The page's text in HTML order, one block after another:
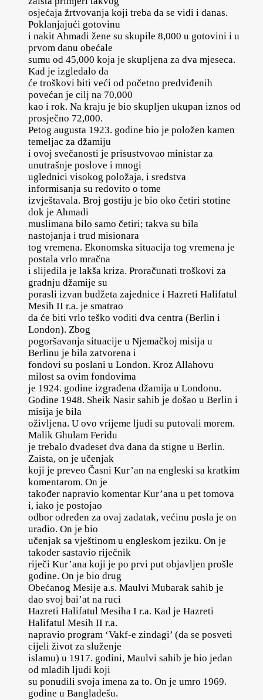
osjećaja žrtvovanja koji treba da se vidi i danas.
Poklanjajući gotovinu
i nakit Ahmadi žene su skupile 8,000 u gotovini i u
prvom danu obećale
sumu od 45,000 koja je skupljena za dva mjeseca.
Kad je izgledalo da
će troškovi biti veći od početno predviđenih
povećan je cilj na 70,000
kao i rok. Na kraju je bio skupljen ukupan iznos od
prosječno 72,000.
Petog augusta 1923. godine bio je položen kamen
temeljac za džamiju
i ovoj svečanosti je prisustvovao ministar za
unutrašnje poslove i mnogi
uglednici visokog položaja, i sredstva
informisanja su redovito o tome
izvještavala. Broj gostiju je bio oko četiri stotine
dok je Ahmadi
muslimana bilo samo četiri; takva su bila
nastojanja i trud misionara
tog vremena. Ekonomska situacija tog vremena je
postala vrlo mračna
i slijedila je lakša kriza. Proračunati troškovi za
gradnju džamije su
porasli izvan budžeta zajednice i Hazreti Halifatul
Mesih II r.a. je smatrao
da će biti vrlo teško voditi dva centra (Berlin i
London). Zbog
pogoršavanja situacije u Njemačkoj misija u
Berlinu je bila zatvorena i
fondovi su poslani u London. Kroz Allahovu
milost sa ovim fondovima
je 1924. godine izgrađena džamija u Londonu.
Godine 1948. Sheik Nasir sahib je došao u Berlin i
misija je bila
oživljena. U ovo vrijeme ljudi su putovali morem.
Malik Ghulam Feridu
je trebalo dvadeset dva dana da stigne u Berlin.
Zaista, on je učenjak
koji je preveo Časni Kur’an na engleski sa kratkim
komentarom. On je
također napravio komentar Kur’ana u pet tomova
i, iako je postojao
odbor određen za ovaj zadatak, većinu posla je on
uradio. On je bio
učenjak sa vještinom u engleskom jeziku. On je
također sastavio riječnik
riječi Kur’ana koji je po prvi put objavljen prošle
godine. On je bio drug
Obećanog Mesije a.s. Maulvi Mubarak sahib je
dao svoj bai’at na ruci
Hazreti Halifatul Mesiha I r.a. Kad je Hazreti
Halifatul Mesih II r.a.
napravio program ‘Vakf-e zindagi’ (da se posveti
cijeli život za služenje
islamu) u 1917. godini, Maulvi sahib je bio jedan
od mladih ljudi koji
su ponudili svoja imena za to. On je umro 1969.
godine u Bangladešu.